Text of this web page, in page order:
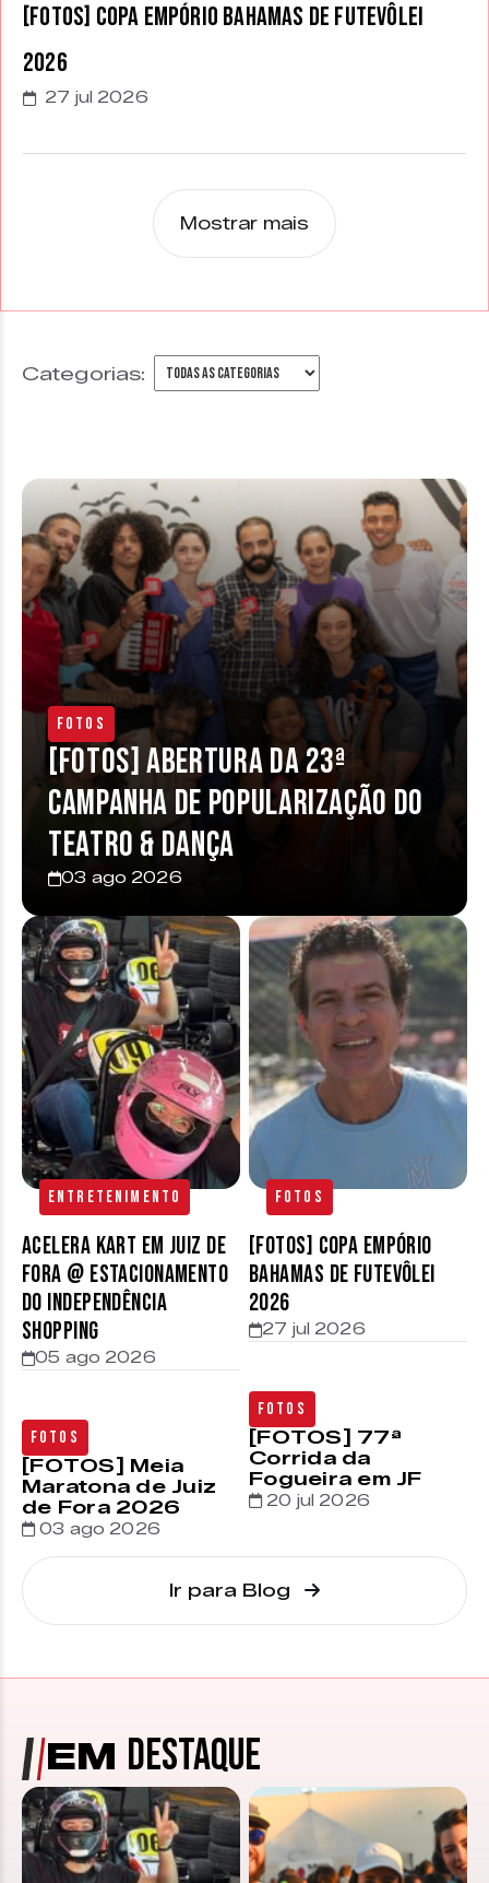
[FOTOS] Copa Empório Bahamas de Futevôlei
2026
27 jul 2026
Mostrar mais
Categorias:
Fotos
[FOTOS] Abertura da 23ª
Campanha de Popularização do
Teatro & Dança
03 ago 2026
Entretenimento
Acelera Kart em Juiz de
Fora @ estacionamento
do Independência
Shopping
05 ago 2026
Fotos
[FOTOS] Meia
Maratona de Juiz
de Fora 2026
03 ago 2026
Fotos
[FOTOS] Copa Empório
Bahamas de Futevôlei
2026
27 jul 2026
Fotos
[FOTOS] 77ª
Corrida da
Fogueira em JF
20 jul 2026
Ir para Blog
EM DESTAQUE